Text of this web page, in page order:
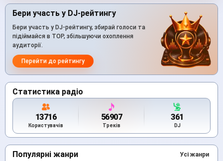
Бери участь у DJ-рейтингу
Бери участь у DJ-рейтингу, збирай голоси та
підіймайся в TOP, збільшуючи охоплення
аудиторії.
Перейти до рейтингу
Статистика радіо
13716
Користувачів
56907
Треків
361
DJ
Популярні жанри Усі жанри